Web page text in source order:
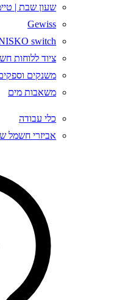
שעון שבת | טיימר
Gewiss
NISKO switch
ציוד ללוחות חשמל
משנקים וספקים
משאבות מים
כלי עבודה
אביזרי חשמל שונים